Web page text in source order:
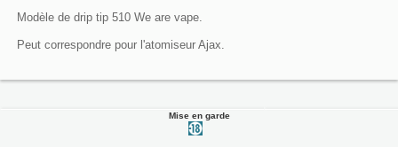
Modèle de drip tip 510 We are vape.
Peut correspondre pour l'atomiseur Ajax.
Mise en garde